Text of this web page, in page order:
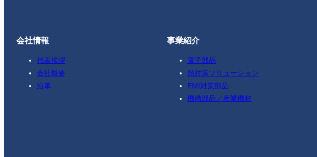
会社情報
代表挨拶
会社概要
沿革
事業紹介
電子部品
熱対策ソリューション
EMI対策部品
機構部品／産業機材